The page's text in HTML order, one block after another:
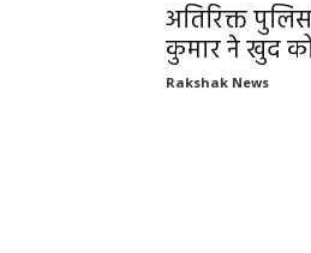
अतिरिक्त
कुमार ने खुद
Rakshak News